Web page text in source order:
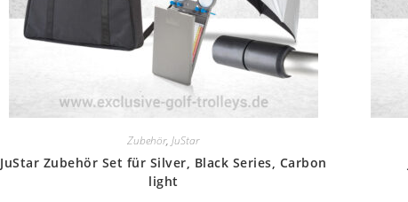
Zubehör,JuStar
JuStar Zubehör Set für Silver, Black Series, Carbon
light